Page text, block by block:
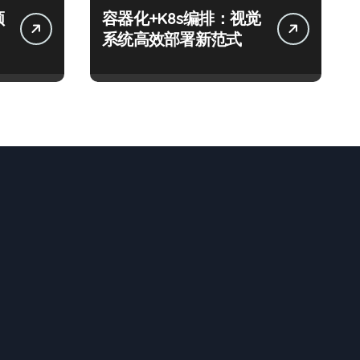
容器化+K8s编排：视觉
系统高效部署新范式